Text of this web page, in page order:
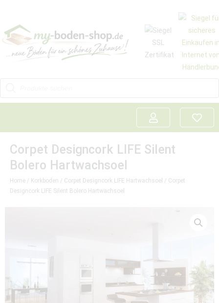
Corpet Designcork LIFE Silent
Bolero Hartwachsoel
Home / Korkboden / Corpet Designcork LIFE Hartwachsoel / Corpet
Designcork LIFE Silent Bolero Hartwachsoel